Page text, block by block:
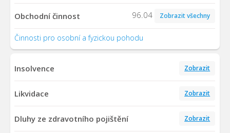
Obchodní činnost 96.04 Zobrazit všechny
Činnosti pro osobní a fyzickou pohodu
Insolvence Zobrazit
Likvidace Zobrazit
Dluhy ze zdravotního pojištění Zobrazit